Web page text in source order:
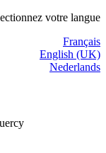
votre langue
Français
English (UK)
Nederlands